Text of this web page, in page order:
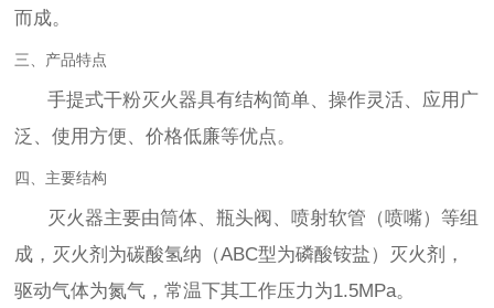
而成。
三、产品特点
手提式干粉灭火器具有结构简单、操作灵活、应用广
泛、使用方便、价格低廉等优点。
四、主要结构
灭火器主要由筒体、瓶头阀、喷射软管（喷嘴）等组
成，灭火剂为碳酸氢纳（ABC型为磷酸铵盐）灭火剂，
驱动气体为氮气，常温下其工作压力为1.5MPa。